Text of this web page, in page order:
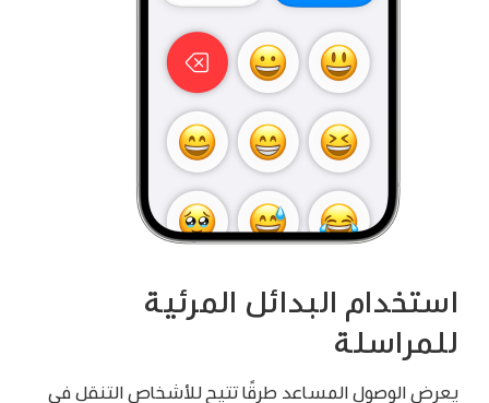
استخدام البدائل المرئية
للمراسلة
يعرض الوصول المساعد طرقًا تتيح للأشخاص التنقل في